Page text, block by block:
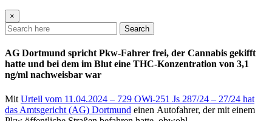
×
Search
AG Dortmund spricht Pkw-Fahrer frei, der Cannabis gekifft
hatte und bei dem im Blut eine THC-Konzentration von 3,1
ng/ml nachweisbar war
Mit Urteil vom 11.04.2024 – 729 OWi-251 Js 287/24 – 27/24 hat
das Amtsgericht (AG) Dortmund einen Autofahrer, der mit einem